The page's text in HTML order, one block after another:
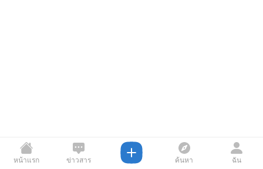
หน้าแรก ข่าวสาร ค้นหา ฉัน